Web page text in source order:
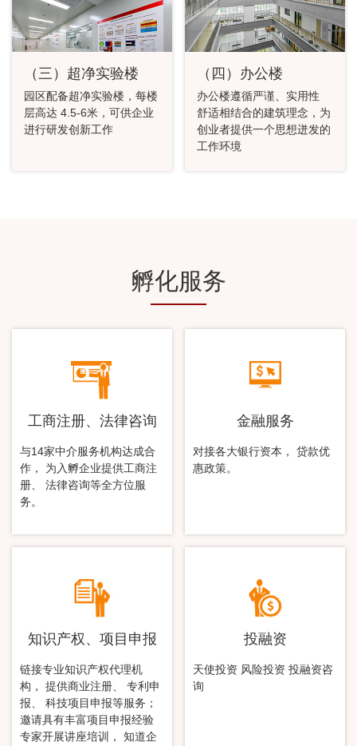
（三）超净实验楼
园区配备超净实验楼，每楼
层高达 4.5-6米，可供企业
进行研发创新工作
（四）办公楼
办公楼遵循严谨、实用性
舒适相结合的建筑理念，为
创业者提供一个思想迸发的
工作环境
孵化服务
工商注册、法律咨询
与14家中介服务机构达成合
作， 为入孵企业提供工商注
册、 法律咨询等全方位服
务。
金融服务
对接各大银行资本， 贷款优
惠政策。
知识产权、项目申报
链接专业知识产权代理机
构， 提供商业注册、 专利申
报、 科技项目申报等服务；
邀请具有丰富项目申报经验
专家开展讲座培训， 知道企
投融资
天使投资 风险投资 投融资咨
询